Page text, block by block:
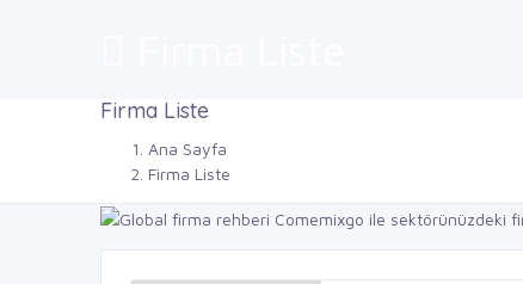
Firma Liste
Ana Sayfa
Firma Liste